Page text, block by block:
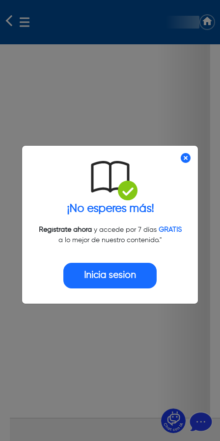
¡No esperes más!
Regístrate ahoray accede por 7 días GRATIS
a lo mejor de nuestro contenido."
Inicia sesión